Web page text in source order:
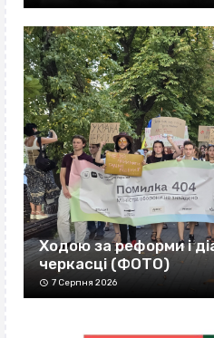
Ходою за реформи і
черкасці (ФОТО)
7 Серпня 2026